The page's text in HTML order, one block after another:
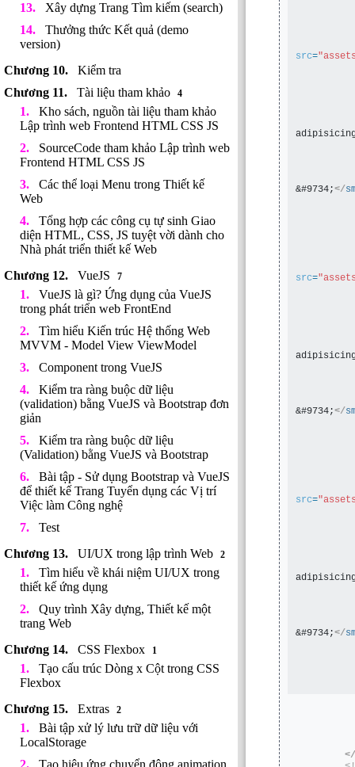
Xây dựng Trang Tìm kiếm (search)
Thưởng thức Kết quả (demo
version)
Kiểm tra
Tài liệu tham khảo
4
Kho sách, nguồn tài liệu tham khảo
Lập trình web Frontend HTML CSS JS
SourceCode tham khảo Lập trình web
Frontend HTML CSS JS
Các thể loại Menu trong Thiết kế
Web
Tổng hợp các công cụ tự sinh Giao
diện HTML, CSS, JS tuyệt vời dành cho
Nhà phát triển thiết kế Web
VueJS
7
VueJS là gì? Ứng dụng của VueJS
trong phát triển web FrontEnd
Tìm hiểu Kiến trúc Hệ thống Web
MVVM - Model View ViewModel
Component trong VueJS
Kiểm tra ràng buộc dữ liệu
(validation) bằng VueJS và Bootstrap đơn
giản
Kiểm tra ràng buộc dữ liệu
(Validation) bằng VueJS và Bootstrap
Bài tập - Sử dụng Bootstrap và VueJS
để thiết kế Trang Tuyển dụng các Vị trí
Việc làm Công nghệ
Test
UI/UX trong lập trình Web
2
Tìm hiểu về khái niệm UI/UX trong
thiết kế ứng dụng
Quy trình Xây dựng, Thiết kế một
trang Web
CSS Flexbox
1
Tạo cấu trúc Dòng x Cột trong CSS
Flexbox
Extras
2
Bài tập xử lý lưu trữ dữ liệu với
LocalStorage
Tạo hiệu ứng chuyển động animation
src=
&#9734;</
src=
&#9734;</
src=
&#9734;</
</